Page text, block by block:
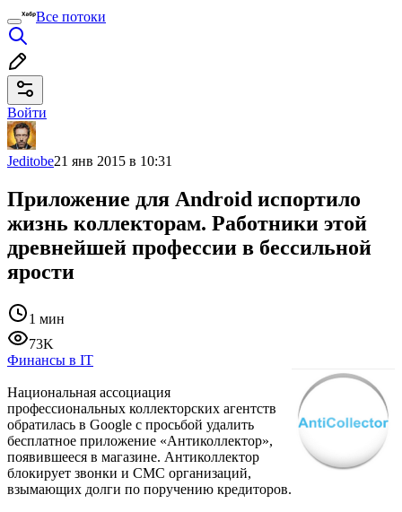
Все потоки
Войти
Jeditobe21 янв 2015 в 10:31
Приложение для Android испортило
жизнь коллекторам. Работники этой
древнейшей профессии в бессильной
ярости
1 мин
73K
Финансы в IT
Национальная ассоциация
профессиональных коллекторских агентств
обратилась в Google с просьбой удалить
бесплатное приложение «Антиколлектор»,
появившееся в магазине. Антиколлектор
блокирует звонки и СМС организаций,
взымающих долги по поручению кредиторов.